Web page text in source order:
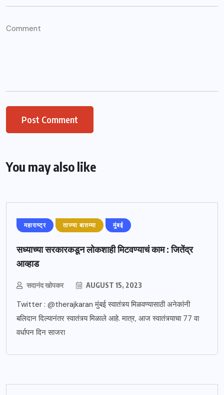
You may also like
महाराष्ट्र ताज्या बातम्या मुंबई
सध्याच्या सरकारकडून लोकशाही मिटवण्याचं काम : जितेंद्र
आव्हाड
सदानंद खोपकर AUGUST 15, 2023
Twitter : @therajkaran मुंबई स्वातंत्र्य मिळवण्यासाठी अनेकांनी
बलिदान दिल्यानंतर स्वातंत्र्य मिळाले आहे. मात्र, आज स्वातंत्र्याचा 77 वा
वर्धापन दिन साजरा